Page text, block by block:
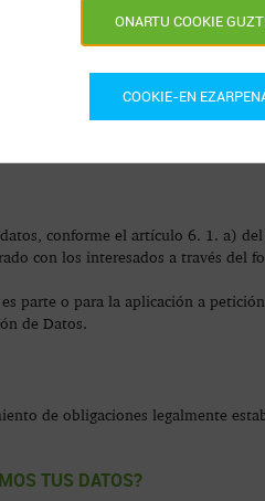
y disfrutar de determinados
de datos supone la imposibilidad
DE SUS DATOS?
conforme el artículo 6. 1. a)
con los interesados a través
parte o para la aplicación a
de Datos.
de obligaciones legalmente
TUS DATOS?
ONARTU COOKIE
COOKIE-EN